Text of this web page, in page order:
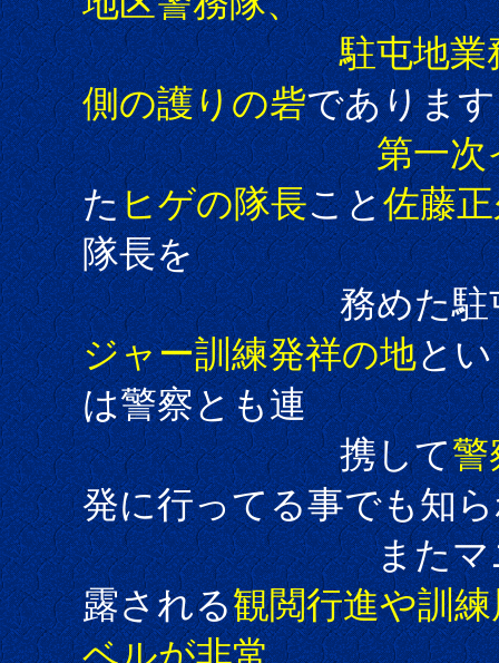
駐屯地業務
側の護りの砦でありま
第一次
たヒゲの隊長こと佐藤
隊長を
務めた駐屯地
ジャー訓練発祥の地と
は警察とも連
携して警
発に行ってる事でも知
またマニア的に
露される観閲行進や訓
ベルが非常